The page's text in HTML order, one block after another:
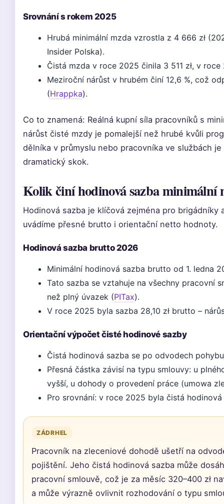
Srovnání s rokem 2025
Hrubá minimální mzda vzrostla z 4 666 zł
Insider Polska).
Čistá mzda v roce 2025 činila 3 511 zł, v
Meziroční nárůst v hrubém činí 12,6 %, což
(Hrappka).
Co to znamená: Reálná kupní síla pracovníků s
nárůst čisté mzdy je pomalejší než hrubé kvůli
dělníka v průmyslu nebo pracovníka ve službách
dramatický skok.
Kolik činí hodinová sazba minimální
Hodinová sazba je klíčová zejména pro brigádníky
uvádíme přesné brutto i orientační netto hodnoty.
Hodinová sazba brutto 2026
Minimální hodinová sazba brutto od 1. ledna
Tato sazba se vztahuje na všechny pracovní
než plný úvazek (PITax).
V roce 2025 byla sazba 28,10 zł brutto –
Orientační výpočet čisté hodinové sazby
Čistá hodinová sazba se po odvodech
Přesná částka závisí na typu smlouvy: u
vyšší, u dohody o provedení práce (umowa
Pro srovnání: v roce 2025 byla čistá
ZÁDRHEL
Pracovník na zleceniové dohodě ušetří na
pojištění. Jeho čistá hodinová sazba může
pracovní smlouvě, což je za měsíc 320–400 zł
a může výrazně ovlivnit rozhodování o typu